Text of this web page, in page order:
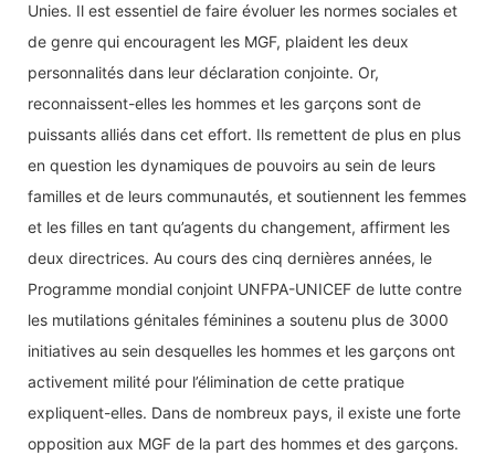
Unies. Il est essentiel de faire évoluer les normes sociales et
de genre qui encouragent les MGF, plaident les deux
personnalités dans leur déclaration conjointe. Or,
reconnaissent-elles les hommes et les garçons sont de
puissants alliés dans cet effort. Ils remettent de plus en plus
en question les dynamiques de pouvoirs au sein de leurs
familles et de leurs communautés, et soutiennent les femmes
et les filles en tant qu’agents du changement, affirment les
deux directrices. Au cours des cinq dernières années, le
Programme mondial conjoint UNFPA-UNICEF de lutte contre
les mutilations génitales féminines a soutenu plus de 3000
initiatives au sein desquelles les hommes et les garçons ont
activement milité pour l’élimination de cette pratique
expliquent-elles. Dans de nombreux pays, il existe une forte
opposition aux MGF de la part des hommes et des garçons.